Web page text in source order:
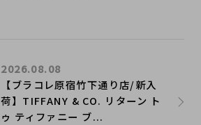
【ブラコレ原宿竹下通り店/新入
荷】TIFFANY & CO. リターン ト
ゥ ティファニー ブ...
2026.08.08